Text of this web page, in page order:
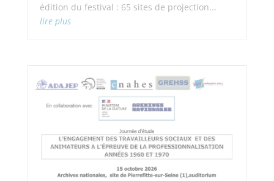
édition du festival : 65 sites de projection...
lire plus